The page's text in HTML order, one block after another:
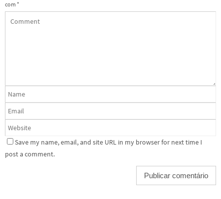
com *
Save my name, email, and site URL in my browser for next time I
post a comment.